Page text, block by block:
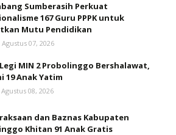
Sumberasih Perkuat
167 Guru PPPK untuk
Mutu Pendidikan
Agustus 07, 2026
Legi MIN 2 Probolinggo Bershalawat,
19 Anak Yatim
08, 2026
dan Baznas Kabupaten
Khitan 91 Anak Gratis